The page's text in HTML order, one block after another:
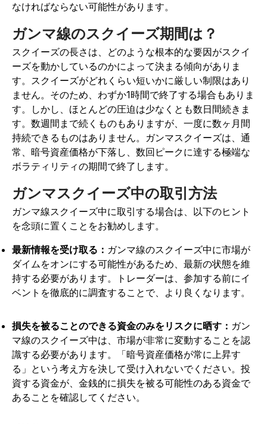
なければならない可能性があります。
ガンマ線のスクイーズ期間は？
スクイーズの長さは、どのような根本的な要因がスクイ
ーズを動かしているのかによって決まる傾向がありま
す。スクイーズがどれくらい短いかに厳しい制限はあり
ません。そのため、わずか1時間で終了する場合もありま
す。しかし、ほとんどの圧迫は少なくとも数日間続きま
す。数週間まで続くものもありますが、一度に数ヶ月間
持続できるものはありません。ガンマスクイーズは、通
常、暗号資産価格が下落し、数回ピークに達する極端な
ボラティリティの期間で終了します。
ガンマスクイーズ中の取引方法
ガンマ線スクイーズ中に取引する場合は、以下のヒント
を念頭に置くことをお勧めします。
最新情報を受け取る： ガンマ線のスクイーズ中に市場が
ダイムをオンにする可能性があるため、最新の状態を維
持する必要があります。トレーダーは、参加する前にイ
ベントを徹底的に調査することで、より良くなります。
損失を被ることのできる資金のみをリスクに晒す： ガン
マ線のスクイーズ中は、市場が非常に変動することを認
識する必要があります。「暗号資産価格が常に上昇す
る」という考え方を決して受け入れないでください。投
資する資金が、金銭的に損失を被る可能性のある資金で
あることを確認してください。